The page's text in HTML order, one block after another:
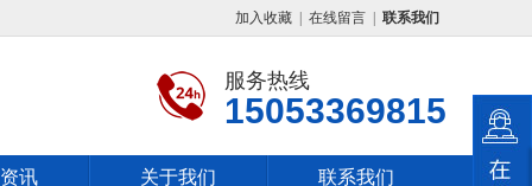
加入收藏 在线留言 联系我们
服务热线
15053369815
讯 关于我们 联系我们